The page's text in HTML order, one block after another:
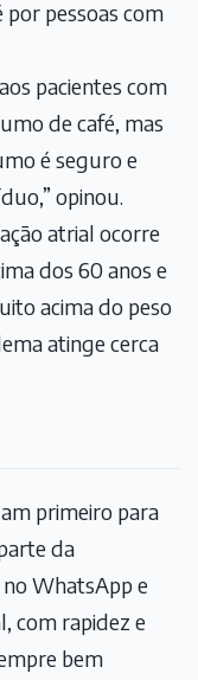
por pessoas com
pacientes com
de café, mas
é seguro e
opinou.
atrial ocorre
dos 60 anos e
acima do peso
atinge cerca
primeiro para
da
WhatsApp e
com rapidez e
bem